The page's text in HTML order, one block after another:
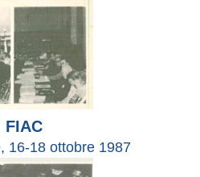
16-18 ottobre 1987